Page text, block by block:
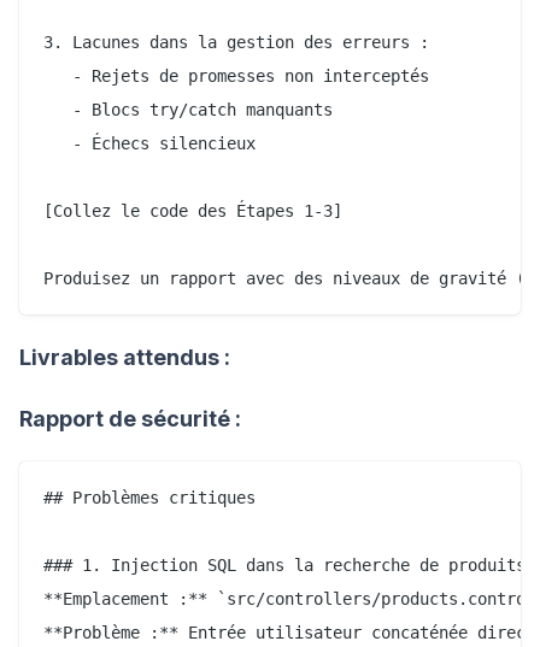
3. Lacunes dans la gestion des erreurs :
   - Rejets de promesses non interceptés
   - Blocs try/catch manquants
   - Échecs silencieux
[Collez le code des Étapes 1-3]
Livrables attendus :
Rapport de sécurité :
## Problèmes critiques
### 1. Injection SQL dans la recherche de produits
**Emplacement :** `src/controllers/
**Problème :** Entrée utilisateur concaténée